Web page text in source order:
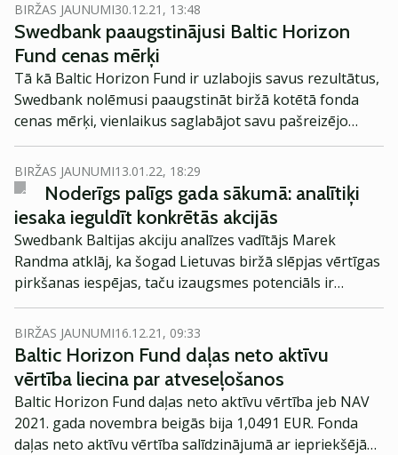
BIRŽAS JAUNUMI30.12.21, 13:48
Swedbank paaugstinājusi Baltic Horizon
Fund cenas mērķi
Tā kā Baltic Horizon Fund ir uzlabojis savus rezultātus,
Swedbank nolēmusi paaugstināt biržā kotētā fonda
cenas mērķi, vienlaikus saglabājot savu pašreizējo
ieteikumu, tas ir, neitrālu.
BIRŽAS JAUNUMI13.01.22, 18:29
Noderīgs palīgs gada sākumā: analītiķi
iesaka ieguldīt konkrētās akcijās
Swedbank Baltijas akciju analīzes vadītājs Marek
Randma atklāj, ka šogad Lietuvas biržā slēpjas vērtīgas
pirkšanas iespējas, taču izaugsmes potenciāls ir
atrodams arī Tallinas biržas uzņēmumos.
BIRŽAS JAUNUMI16.12.21, 09:33
Baltic Horizon Fund daļas neto aktīvu
vērtība liecina par atveseļošanos
Baltic Horizon Fund daļas neto aktīvu vērtība jeb NAV
2021. gada novembra beigās bija 1,0491 EUR. Fonda
daļas neto aktīvu vērtība salīdzinājumā ar iepriekšējā